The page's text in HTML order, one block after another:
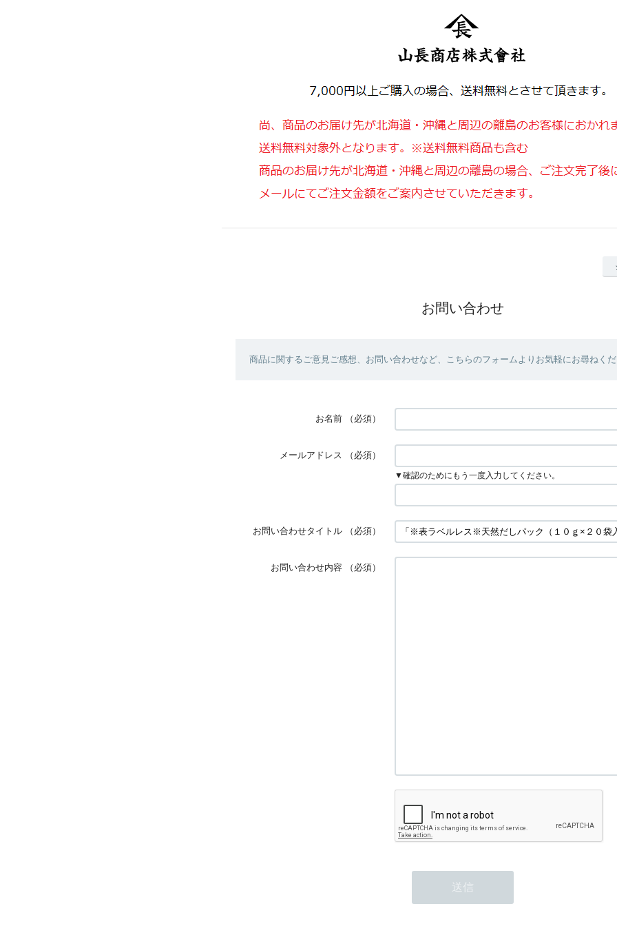
お問い合わせ
商品に関するご意見ご感想、お問い合わせなど、こちらのフォームよりお気軽にお尋ねく
お名前 （必須）
メールアドレス （必須）
▼確認のためにもう一度入力してください。
お問い合わせタイトル （必須）
お問い合わせ内容 （必須）